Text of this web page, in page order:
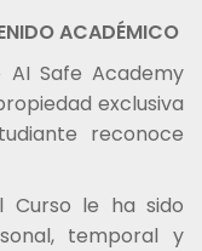
ACADÉMICO
Safe Academy
exclusiva
reconoce
Curso le ha sido
temporal y